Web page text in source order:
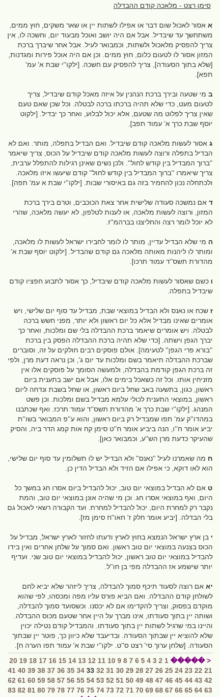
סימן רצט - מלאכה קודם ההבדלה
א אסור לאכול שום דבר או אפילו לשתות יין או שאר משקים, חוץ ממים,
משתחשך עד שיבדיל. אבל אם היה יושב ואוכל מבעוד יום, וחשכה לו, אין
צריך להפסיק מלאכול ולשתות, וכמבואר לעיל. אבל אחר שיברך ברכת
המזון אסור לו לטעום כלום, חוץ ממים. וכן אם היה אוכל פירות ומגדנות,
[שלא בתוך הסעודה], צריך להפסיק עם חשכה. [ילקו''י שבת א' עמ'
תפא].
ב מי שטעה ובירך ברכת הנהנין על איזה מאכל קודם שיבדיל, צריך
לטעום מעט, כדי שלא תהיה ברכתו ברכה לבטלה. וכל שכן שאם טעם
שאין צריך לפלוט מה שטעם, אלא יכול לבלוע, ואחר כך יבדיל. [ילקוט
יוסף שבת כרך א' עמוד תפב].
ג אסור לעשות מלאכה קודם שיבדיל. ואם הבדיל בתפלה, מותר. ואם לא
הבדיל בתפלה ורוצה לעשות מלאכה קודם שיבדיל על הכוס, צריך שיאמר
''ברוך המבדיל בין קודש לחול''. ולכן נשים שאינן רגילות להתפלל ערבית,
צריך שיאמרו ''ברוך המבדיל בין קודש לחול'' קודם שיעשו איזו מלאכה.
ולכתחלה נכון להחמיר בזה גם באיסורי שבות. [ילקו''י שבת א עמ' תפה].
ד אם נמשכה סעודה שלישית אחר צאת הכוכבים, וטרם בירך ברכת
המזון, ורוצה לעשות מלאכה, או לענות לטלפון, לא יעשה מלאכה, שהרי
לא יוכל לומר רצה והחליצנו בברהמ''ז.
ה מי שלא הבדיל עדיין, מותר לו לומר לחבירו ישראל לעשות לו מלאכה,
ומותר לו ליהנות מאותה מלאכה גם קודם שהבדיל. [ילקוט יוסף שבת א'
מהדורת תשס''ד עמוד תרכו].
ו כשם שאסור לעשות מלאכה קודם שיבדיל, כך אסור לתבוע חפציו קודם
שיבדיל בתפלה.
ז שכח או נאנס ולא הבדיל במוצאי שבת, מבדיל עד סוף יום שלישי, ויש
אומרים שאינו מבדיל אלא כל יום ראשון ולא יותר, מפני חשש ברכה
לבטלה. ויש אומרים שיאמר ברכת ההבדלה בלי שם ומלכות, ואחר כך
יברך הגפן וישתה. [כדי שלא תהיה ברכת ההבדלה הפסק בין ברכת
''בורא פרי הגפן'' לטעימה]. אולם פוסקים רבים חולקים על זה, וסוברים
שברכת ההבדלה תיאמר בשם ומלכות עד יום ג', וכן נראה דעת מרן, ולפי
זה ברכת הגפן קודמת בהבדלה, ולמעשה הסומך על פוסקים אלו אין
מזניחין אותו. וכל זה כשאכל בימים אלו, אבל אם ישב בתענית ביום
ראשון, כגון, בתשעה באב שחל ביום ראשון, או שחל בשבת ונדחה ליום
ראשון, במוצאי התענית לכולי עלמא מבדיל בשם ומלכות. וכן פשט
המנהג. [ילקו''י שבת כרך א' מהדורת תשס''ד עמוד תרכז. ואף שכתבנו
במהדו''ק עמ' תפו שמבדיל רק ביום ראשון, והוא ע''פ המבואר בשו''ת
יביע אומר ח''ו, הנה ביביע אומר ח''ט סימן קח אות קמג הדר ביה, והסיק
שהעיקר כדעת מרן הש''ע, וכמבואר כאן].
ח מה שאמרנו לעיל ''נאנס'' ולא הבדיל יש לו תשלומין עד סוף יום שלישי,
הוא לאו דוקא, כי אפילו אם הזיד ולא הבדיל הדין כן.
ט אם לא הבדיל במוצאי יום טוב, יכול להבדיל ביום אסרו חג במשך כל
היום, ואף במוצאי אסרו חג. וכן מי שהיה אונן במוצאי יום טוב, והמת
נקבר רק למחרת היום, יכול להבדיל למחרת. ועד הקבורה רשאי לאכול גם
בלי הבדלה. [יביע אומר חלק ז' חאו''ח סימן מז].
י בן ארץ ישראל הנמצא בחוץ לארץ ודעתו לחזור לארץ ישראל, מבדיל על
הכוס בצנעה במוצאי יום טוב ראשון. ואם סמוך על שלחן אחרים ואין בידו
להבדיל במוצאי יום טוב ראשון, יכול להבדיל במוצאי יום טוב שני. ועדיף
יותר שישמע אז ההבדלה מפי בן חו''ל.
יא אם רוצה לסעוד תיכף סמוך להבדלה, צריך ליזהר שלא יביא לחם
לשולחן קודם ההבדלה. ואם הביא פורס עליו מפה ומכסהו, לפי שהוא
מוקדם בפסוק, וצריך להקדימו אם לא יכסנו. וכשסועד סמוך להבדלה,
ושותה יין בתוך סעודתו, אינו מברך על היין אחר שטעם מכוס ההבדלה.
והיינו במי שרגיל לשתות יין בתוך סעודתו. והמבדיל קודם נטילה יכוין
שלא להוציא יין שבתוך הסעודה. ובדיעבד שלא כיוון כך, פוטר יין שבתוך
הסעודה. [שלחן ערוך סי' רצט ס''ט. ילקו''י שבת א' עמוד תפו הערה ח].
< �����
1
2
3
4
5
6
7
8
9
10
11
12
13
14
15
16
17
18
19
20
21
22
23
24
25
26
27
28
29
30
31
32
33
34
35
36
37
38
39
40
41
42
43
44
45
46
47
48
49
50
51
52
53
54
55
56
57
58
59
60
61
62
63
64
65
66
67
68
69
70
71
72
73
74
75
76
77
78
79
80
81
82
83